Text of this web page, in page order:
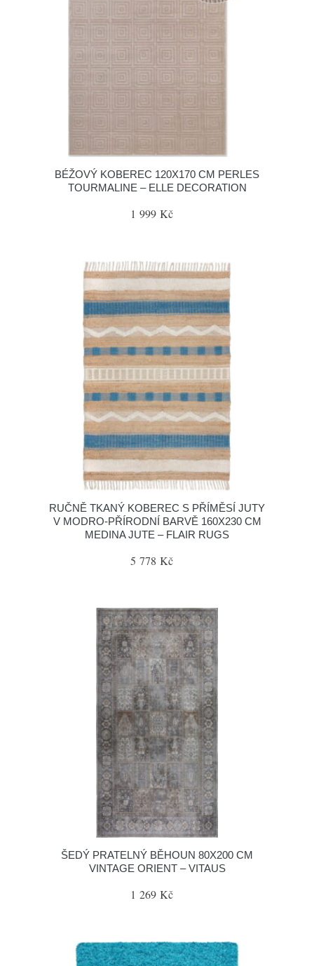
BÉŽOVÝ KOBEREC 120X170 CM PERLES
TOURMALINE – ELLE DECORATION
1 999 Kč
RUČNĚ TKANÝ KOBEREC S PŘÍMĚSÍ JUTY
V MODRO-PŘÍRODNÍ BARVĚ 160X230 CM
MEDINA JUTE – FLAIR RUGS
5 778 Kč
ŠEDÝ PRATELNÝ BĚHOUN 80X200 CM
VINTAGE ORIENT – VITAUS
1 269 Kč